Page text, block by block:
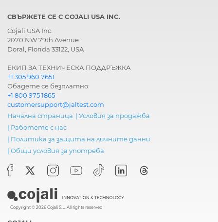
СВЪРЖЕТЕ СЕ С COJALI USA INC.
Cojali USA Inc.
2070 NW 79th Avenue
Doral, Florida 33122, USA
ЕКИП ЗА ТЕХНИЧЕСКА ПОДДРЪЖКА
+1 305 960 7651
Обадете се безплатно:
+1 800 975 1865
customersupport@jaltest.com
Начална страница | Условия за продажба
| Работете с нас
| Политика за защита на личните данни
| Общи условия за употреба
Copyright © 2026 Cojali S.L. All rights reserved